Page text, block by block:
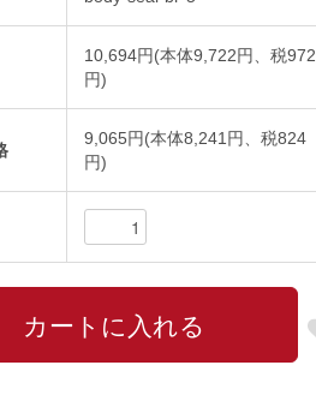
10,694円(本体9,722円、税972
円)
9,065円(本体8,241円、税824
円)